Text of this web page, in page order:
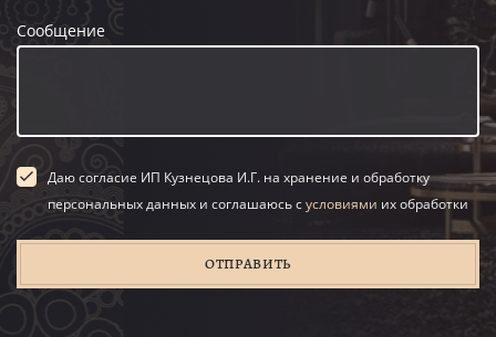
Сообщение
Даю согласие ИП Кузнецова И.Г. на хранение и обработку
персональных данных и соглашаюсь сусловиями их обработки
ОТПРАВИТЬ